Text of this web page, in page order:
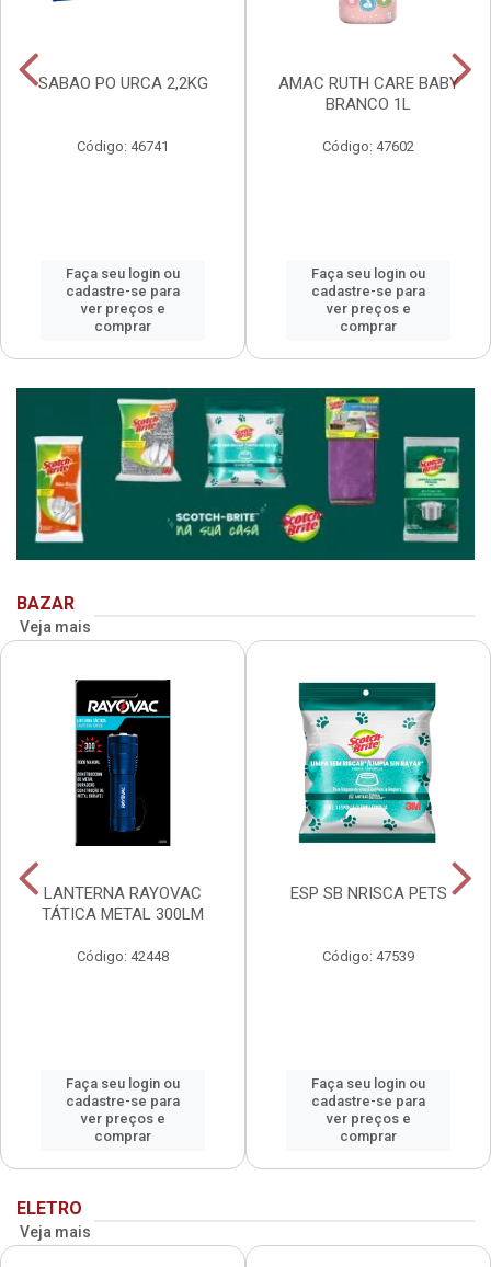
SABAO PO URCA 2,2KG
Código: 46741
Faça seu login ou
cadastre-se para
ver preços e
comprar
AMAC RUTH CARE BABY
BRANCO 1L
Código: 47602
Faça seu login ou
cadastre-se para
ver preços e
comprar
BAZAR
Veja mais
LANTERNA RAYOVAC
TÁTICA METAL 300LM
Código: 42448
Faça seu login ou
cadastre-se para
ver preços e
comprar
ESP SB NRISCA PETS
Código: 47539
Faça seu login ou
cadastre-se para
ver preços e
comprar
ELETRO
Veja mais